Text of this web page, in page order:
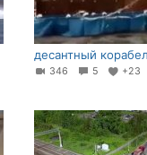
десантный
346 5 +23